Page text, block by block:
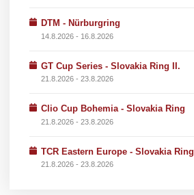
DTM - Nürburgring
14.8.2026 - 16.8.2026
GT Cup Series - Slovakia Ring II.
21.8.2026 - 23.8.2026
Clio Cup Bohemia - Slovakia Ring
21.8.2026 - 23.8.2026
TCR Eastern Europe - Slovakia Ring
21.8.2026 - 23.8.2026